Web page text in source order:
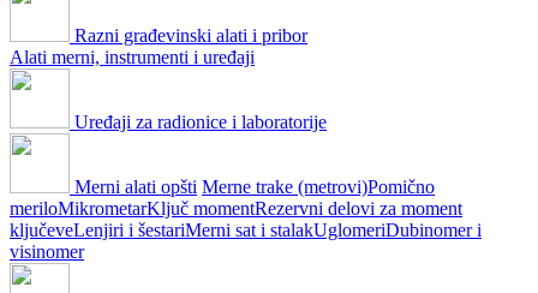
Razni građevinski alati i pribor
Alati merni, instrumenti i uređaji
Uređaji za radionice i laboratorije
Merni alati opšti Merne trake (metrovi)Pomično
meriloMikrometarKljuč momentRezervni delovi za moment
ključeveLenjiri i šestariMerni sat i stalakUglomeriDubinomer i
visinomer